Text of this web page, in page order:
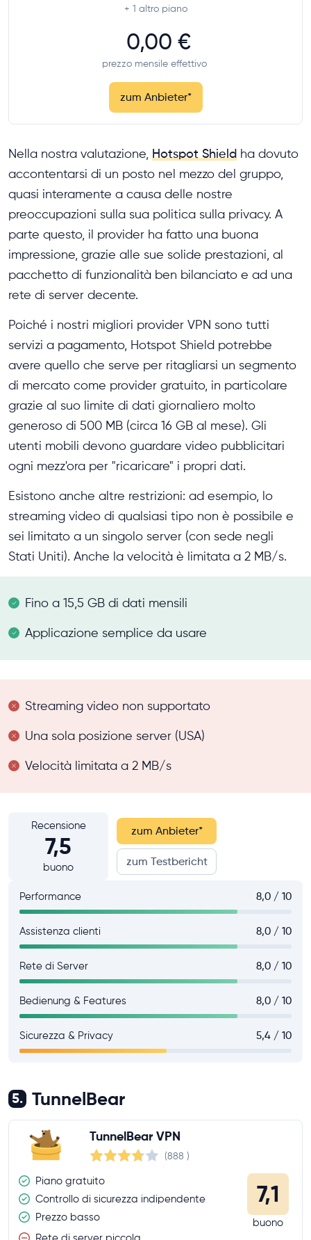
+ 1 altro piano
0,00 €
prezzo mensile effettivo
zum Anbieter*
Nella nostra valutazione, Hotspot Shield ha dovuto
accontentarsi di un posto nel mezzo del gruppo,
quasi interamente a causa delle nostre
preoccupazioni sulla sua politica sulla privacy. A
parte questo, il provider ha fatto una buona
impressione, grazie alle sue solide prestazioni, al
pacchetto di funzionalità ben bilanciato e ad una
rete di server decente.
Poiché i nostri migliori provider VPN sono tutti
servizi a pagamento, Hotspot Shield potrebbe
avere quello che serve per ritagliarsi un segmento
di mercato come provider gratuito, in particolare
grazie al suo limite di dati giornaliero molto
generoso di 500 MB (circa 16 GB al mese). Gli
utenti mobili devono guardare video pubblicitari
ogni mezz'ora per "ricaricare" i propri dati.
Esistono anche altre restrizioni: ad esempio, lo
streaming video di qualsiasi tipo non è possibile e
sei limitato a un singolo server (con sede negli
Stati Uniti). Anche la velocità è limitata a 2 MB/s.
Fino a 15,5 GB di dati mensili
Applicazione semplice da usare
Streaming video non supportato
Una sola posizione server (USA)
Velocità limitata a 2 MB/s
Recensione
7,5
buono
zum Anbieter*
zum Testbericht
Performance 8,0 / 10
Assistenza clienti 8,0 / 10
Rete di Server 8,0 / 10
Bedienung & Features 8,0 / 10
Sicurezza & Privacy 5,4 / 10
5. TunnelBear
TunnelBear VPN
(888 )
Piano gratuito
Controllo di sicurezza indipendente
Prezzo basso
Rete di server piccola
7,1
buono